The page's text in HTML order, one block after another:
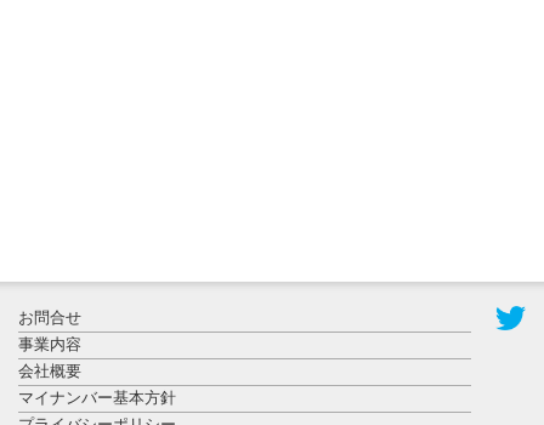
登録有形文
化財となっ
た東北大植
お問合せ
事業内容
会社概要
マイナンバー基本方針